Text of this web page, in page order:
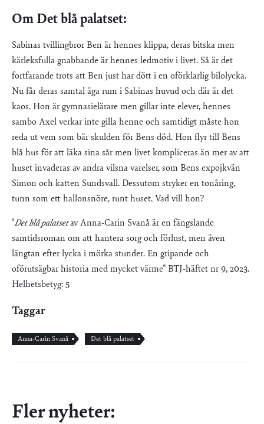
Om Det blå palatset:
Sabinas tvillingbror Ben är hennes klippa, deras bitska men
kärleksfulla gnabbande är hennes ledmotiv i livet. Så är det
fortfarande trots att Ben just har dött i en oförklarlig bilolycka.
Nu får deras samtal äga rum i Sabinas huvud och där är det
kaos. Hon är gymnasielärare men gillar inte elever, hennes
sambo Axel verkar inte gilla henne och samtidigt måste hon
reda ut vem som bär skulden för Bens död. Hon flyr till Bens
blå hus för att läka sina sår men livet kompliceras än mer av att
huset invaderas av andra vilsna varelser, som Bens expojkvän
Simon och katten Sundsvall. Dessutom stryker en tonåring,
tunn som ett hallonsnöre, runt huset. Vad vill hon?
"Det blå palatsetav Anna-Carin Svanå är en fängslande
samtidsroman om att hantera sorg och förlust, men även
längtan efter lycka i mörka stunder. En gripande och
oförutsägbar historia med mycket värme" BTJ-häftet nr 9, 2023.
Helhetsbetyg: 5
Taggar
Anna-Carin Svanå Det blå palatset
Fler nyheter: